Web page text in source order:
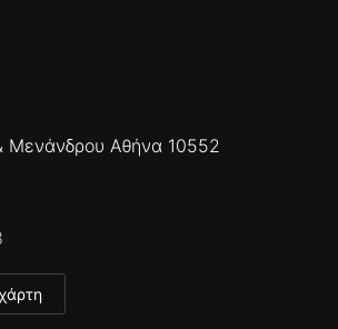
Μενάνδρου Αθήνα 10552